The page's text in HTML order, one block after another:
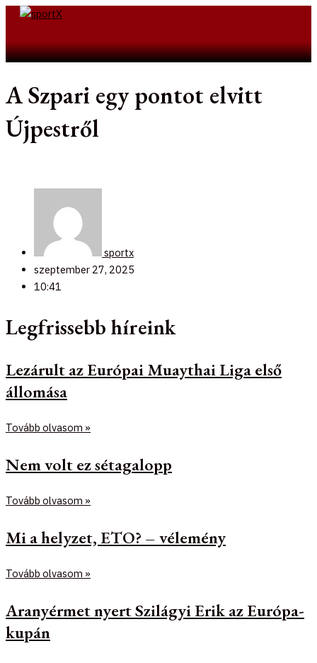
Skip
A Szpari egy pontot elvitt
Újpestről
sportx
szeptember 27, 2025
10:41
Legfrissebb híreink
Lezárult az Európai Muaythai Liga első
állomása
Tovább olvasom »
Nem volt ez sétagalopp
Tovább olvasom »
Mi a helyzet, ETO? – vélemény
Tovább olvasom »
Aranyérmet nyert Szilágyi Erik az Európa-
kupán